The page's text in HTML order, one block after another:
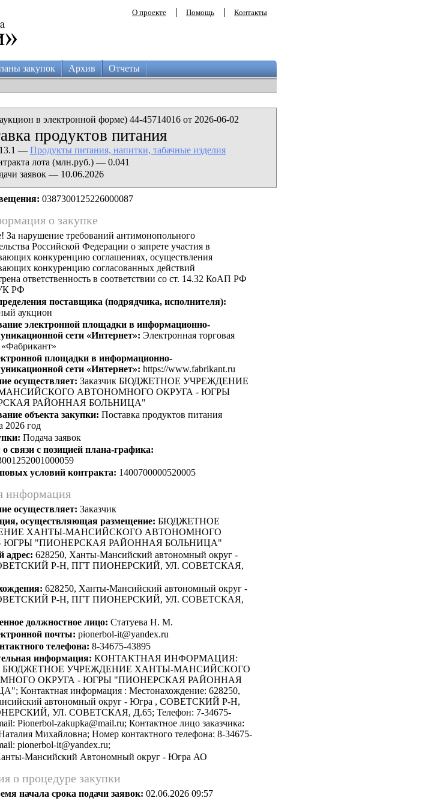
О проекте Помощь Контакты
закупок Архив Отчеты
в электронной форме) 44-45714016 от 2026-06-02
продуктов питания
— Продукты питания, напитки, табачные изделия
лота (млн.руб.) — 0.041
заявок — 10.06.2026
0387300125226000087
о закупке
За нарушение требований антимонопольного
Российской Федерации о запрете участия в
конкуренцию соглашениях, осуществления
конкуренцию согласованных действий
ответственность в соответствии со ст. 14.32 КоАП РФ
РФ
поставщика (подрядчика, исполнителя):
аукцион
электронной площадки в информационно-
сети «Интернет»: Электронная торговая
площадки в информационно-
сети «Интернет»: https://www.fabrikant.ru
осуществляет: Заказчик БЮДЖЕТНОЕ УЧРЕЖДЕНИЕ
АВТОНОМНОГО ОКРУГА - ЮГРЫ
РАЙОННАЯ БОЛЬНИЦА"
объекта закупки: Поставка продуктов питания
2026 год
Подача заявок
связи с позицией плана-графика:
условий контракта: 1400700000520005
информация
осуществляет: Заказчик
осуществляющая размещение: БЮДЖЕТНОЕ
ХАНТЫ-МАНСИЙСКОГО АВТОНОМНОГО
ЮГРЫ "ПИОНЕРСКАЯ РАЙОННАЯ БОЛЬНИЦА"
адрес: 628250, Ханты-Мансийский автономный округ -
Р-Н, ПГТ ПИОНЕРСКИЙ, УЛ. СОВЕТСКАЯ,
628250, Ханты-Мансийский автономный округ -
Р-Н, ПГТ ПИОНЕРСКИЙ, УЛ. СОВЕТСКАЯ,
должностное лицо: Статуева Н. М.
почты: pionerbol-it@yandex.ru
телефона: 8-34675-43895
информация: КОНТАКТНАЯ ИНФОРМАЦИЯ:
: БЮДЖЕТНОЕ УЧРЕЖДЕНИЕ ХАНТЫ-МАНСИЙСКОГО
ОКРУГА - ЮГРЫ "ПИОНЕРСКАЯ РАЙОННАЯ
Контактная информация : Местонахождение: 628250,
автономный округ - Югра , СОВЕТСКИЙ Р-Н,
УЛ. СОВЕТСКАЯ, Д.65; Телефон: 7-34675-
Pionerbol-zakupka@mail.ru; Контактное лицо заказчика:
Михайловна; Номер контактного телефона: 8-34675-
pionerbol-it@yandex.ru;
Мансийский Автономный округ - Югра АО
о процедуре закупки
начала срока подачи заявок: 02.06.2026 09:57